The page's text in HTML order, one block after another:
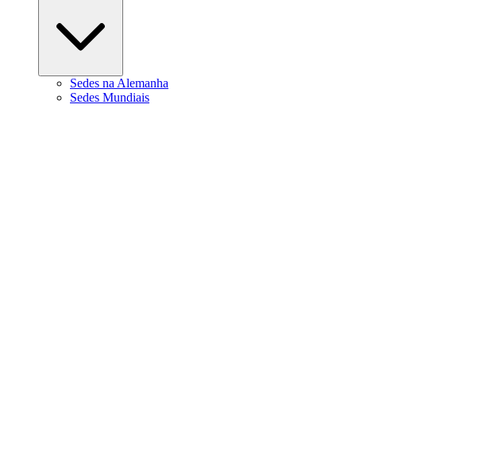
Sedes na Alemanha
Sedes Mundiais